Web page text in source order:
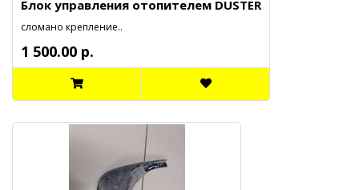
Блок управления отопителем DUSTER
сломано крепление..
1 500.00 р.